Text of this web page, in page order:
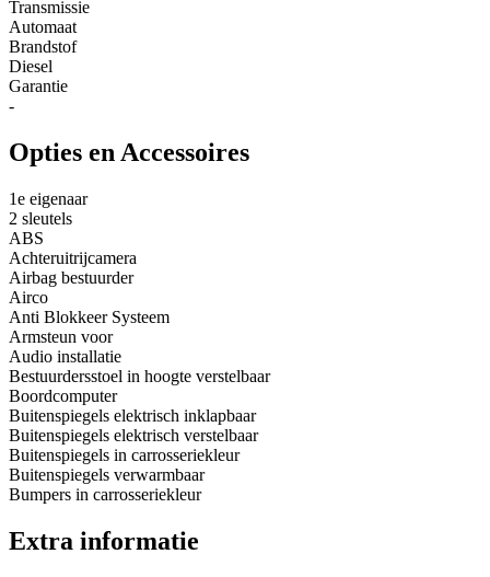
Transmissie
Automaat
Brandstof
Diesel
Garantie
-
Opties en Accessoires
1e eigenaar
2 sleutels
ABS
Achteruitrijcamera
Airbag bestuurder
Airco
Anti Blokkeer Systeem
Armsteun voor
Audio installatie
Bestuurdersstoel in hoogte verstelbaar
Boordcomputer
Buitenspiegels elektrisch inklapbaar
Buitenspiegels elektrisch verstelbaar
Buitenspiegels in carrosseriekleur
Buitenspiegels verwarmbaar
Bumpers in carrosseriekleur
Extra informatie